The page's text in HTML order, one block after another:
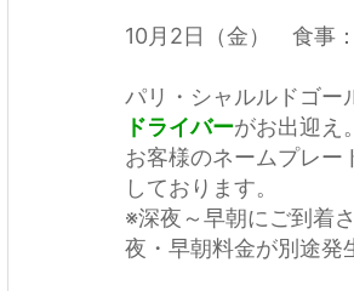
10月2日（金） 食事
パリ・シャルルドゴー
ドライバーがお出迎え
お客様のネームプレー
しております。
※深夜～早朝にご到着
夜・早朝料金が別途発